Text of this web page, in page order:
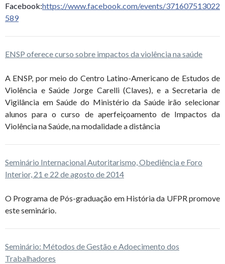
Facebook:https://www.facebook.com/events/371607513022
589
ENSP oferece curso sobre impactos da violência na saúde
A ENSP, por meio do Centro Latino-Americano de Estudos de
Violência e Saúde Jorge Carelli (Claves), e a Secretaria de
Vigilância em Saúde do Ministério da Saúde irão selecionar
alunos para o curso de aperfeiçoamento de Impactos da
Violência na Saúde, na modalidade a distância
Seminário Internacional Autoritarismo, Obediência e Foro
Interior, 21 e 22 de agosto de 2014
O Programa de Pós-graduação em História da UFPR promove
este seminário.
Seminário: Métodos de Gestão e Adoecimento dos
Trabalhadores